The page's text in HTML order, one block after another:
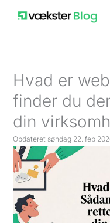
Hvad er
finder du
din
Opdateret søndag 22. feb